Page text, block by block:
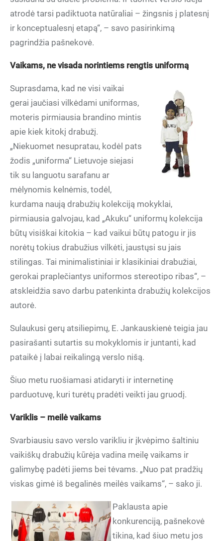
atrodė tarsi padiktuota natūraliai – žingsnis į platesnį
ir konceptualesnį etapą“, – savo pasirinkimą
pagrindžia pašnekovė.
Vaikams, ne visada norintiems rengtis uniformą
Suprasdama, kad ne visi vaikai
gerai jaučiasi vilkėdami uniformas,
moteris pirmiausia brandino mintis
apie kiek kitokį drabužį.
„Niekuomet nesupratau, kodėl pats
žodis „uniforma“ Lietuvoje siejasi
tik su languotu sarafanu ar
mėlynomis kelnėmis, todėl,
kurdama naują drabužių kolekciją mokyklai,
pirmiausia galvojau, kad „Akuku“ uniformų kolekcija
būtų visiškai kitokia – kad vaikui būtų patogu ir jis
norėtų tokius drabužius vilkėti, jaustųsi su jais
stilingas. Tai minimalistiniai ir klasikiniai drabužiai,
gerokai praplečiantys uniformos stereotipo ribas“, –
atskleidžia savo darbu patenkinta drabužių kolekcijos
autorė.
Sulaukusi gerų atsiliepimų, E. Jankauskienė teigia jau
pasirašanti sutartis su mokyklomis ir juntanti, kad
pataikė į labai reikalingą verslo nišą.
Šiuo metu ruošiamasi atidaryti ir internetinę
parduotuvę, kuri turėtų pradėti veikti jau gruodį.
Variklis – meilė vaikams
Svarbiausiu savo verslo varikliu ir įkvėpimo šaltiniu
vaikiškų drabužių kūrėja vadina meilę vaikams ir
galimybę padėti jiems bei tėvams. „Nuo pat pradžių
viskas gimė iš begalinės meilės vaikams“, – sako ji.
Paklausta apie
konkurenciją, pašnekovė
tikina, kad šiuo metu jos